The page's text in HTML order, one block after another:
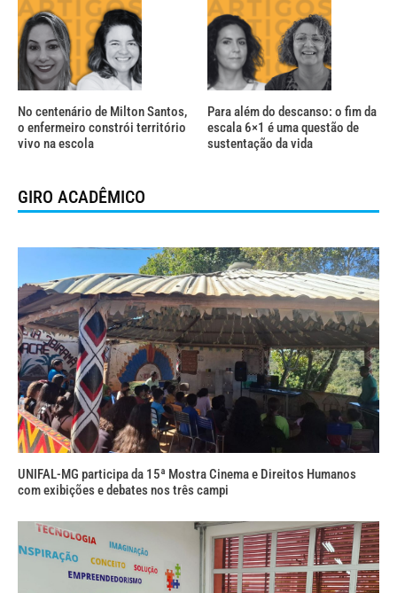
No centenário de Milton Santos,
o enfermeiro constrói território
vivo na escola
Para além do descanso: o fim da
escala 6×1 é uma questão de
sustentação da vida
GIRO ACADÊMICO
UNIFAL-MG participa da 15ª Mostra Cinema e Direitos Humanos
com exibições e debates nos três campi